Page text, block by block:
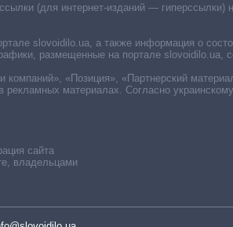
сайта
владельцами
(для интернет-изданий — гиперссылки)
slovoidilo.ua, а также информация о
размещенные на портале slovoidilo.ua,
«Позиция», «Партнерский
материалах. Согласно